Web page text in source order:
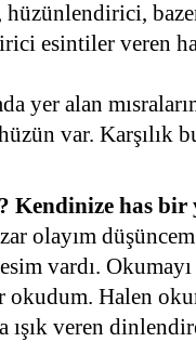
esintiler veren
yer alan
var. Karşılık
Kendinize has
olayım
vardı.
okudum. Halen
ışık veren